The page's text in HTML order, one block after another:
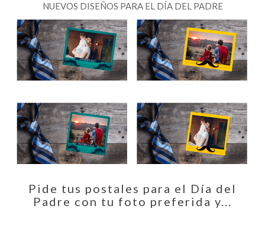
NUEVOS DISEÑOS PARA EL DÍA DEL PADRE
Pide tus postales para el Día del
Padre con tu foto preferida y...